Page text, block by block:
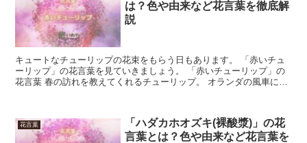
は？色や由来など花言葉を徹底解
説
キュートなチューリップの花束をもらう日もあります。 「赤いチュ
ーリップ」の花言葉を見ていきましょう。 「赤いチューリップ」の
花言葉 春の訪れを教えてくれるチューリップ。 オランダの風車に似
花言葉
「ハダカホオズキ(裸酸漿)」の花
言葉とは？色や由来など花言葉を